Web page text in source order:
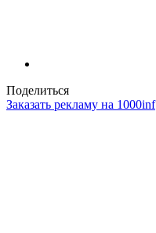
Поделиться
Заказать рекламу на 1000inf